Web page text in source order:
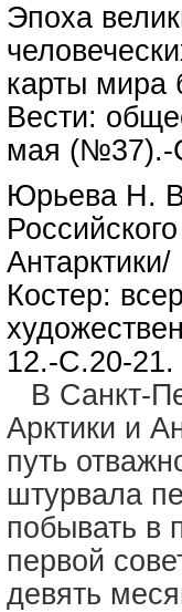
Эпоха
карты мира
Вести:
мая (№37).-
Юрьева Н.
Костер:
12.-С.20-21.
В Санкт-
Арктики и
путь
штурвала
побывать в
первой
девять